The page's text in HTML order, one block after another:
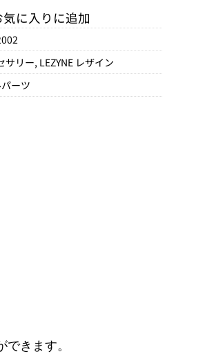
気に入りに追加
サリー, LEZYNE レザイン
ーツ
できます。